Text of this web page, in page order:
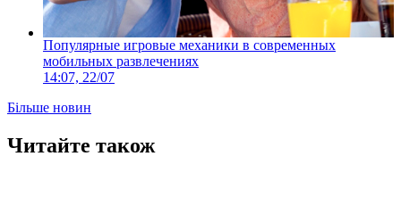
Популярные игровые механики в современных
мобильных развлечениях
14:07, 22/07
Більше новин
Читайте також